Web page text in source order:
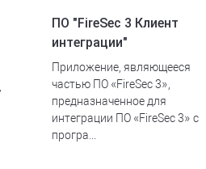
ПО "FireSec 3 Клиент
интеграции"
Приложение, являющееся
частью ПО «FireSec 3»,
предназначенное для
интеграции ПО «FireSec 3» c
програ...